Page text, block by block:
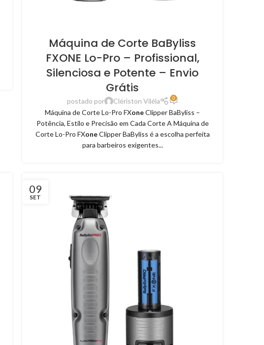
Máquina de Corte BaByliss
FXONE Lo-Pro – Profissional,
Silenciosa e Potente – Envio
Grátis
postado por Clériston Viléla 0
Máquina de Corte Lo-Pro FXoneClipper BaByliss –
Potência, Estilo e Precisão em Cada Corte A Máquina de
Corte Lo-Pro FXoneClipper BaByliss é a escolha perfeita
para barbeiros exigentes...
09
SET